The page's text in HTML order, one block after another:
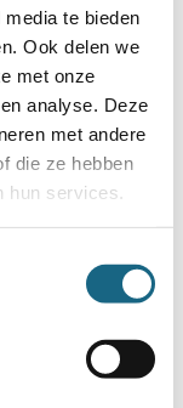
te bieden
Ook delen we
met onze
analyse. Deze
met andere
die ze hebben
hun services.